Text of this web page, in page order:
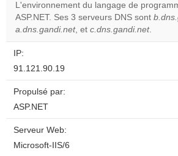
L'environnement du langage de
ASP.NET. Ses 3 serveurs DNS sont
a.dns.gandi.net, et c.dns.gandi.net.
IP:
91.121.90.19
Propulsé par:
ASP.NET
Serveur Web:
Microsoft-IIS/6